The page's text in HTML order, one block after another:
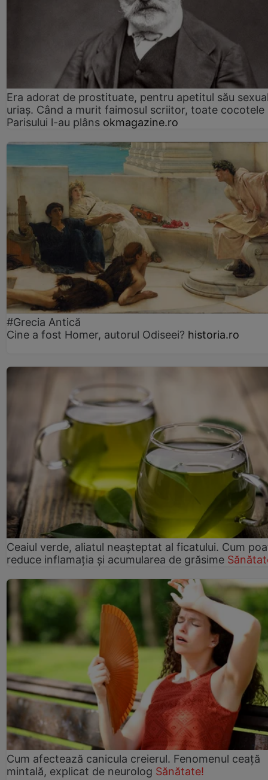
Era adorat de prostituate, pentru apetitul său
uriaș. Când a murit faimosul scriitor, toate cocotele
Parisului l-au plâns okmagazine.ro
#Grecia Antică
Cine a fost Homer, autorul Odiseei? historia.ro
Ceaiul verde, aliatul neașteptat al ficatului. Cum
reduce inflamația și acumularea de grăsime
Cum afectează canicula creierul. Fenomenul ceață
mintală, explicat de neurolog Sănătate!